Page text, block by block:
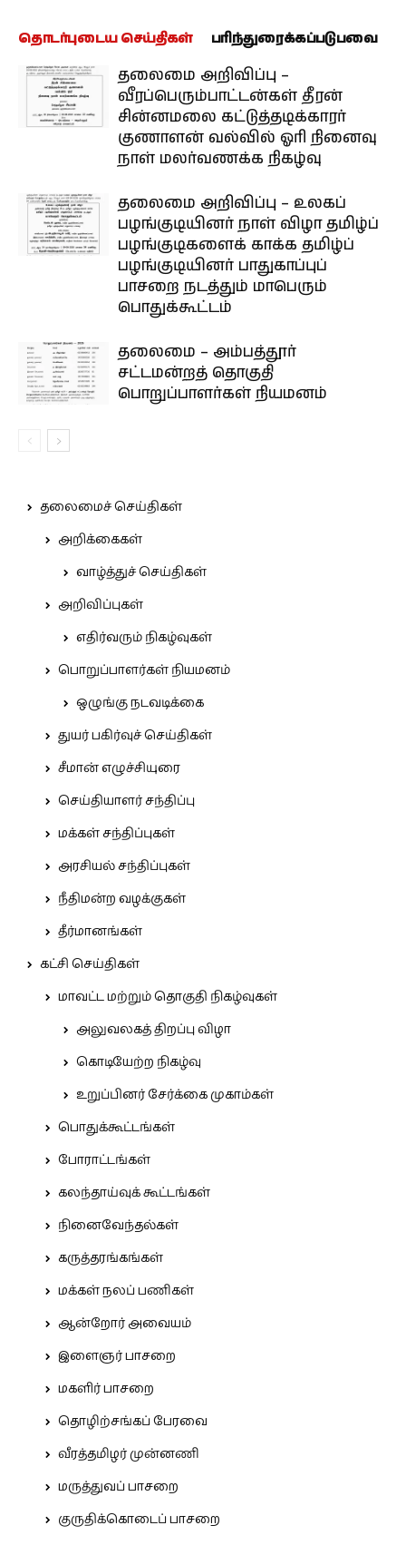
தொடர்புடைய செய்திகள் பரிந்துரைக்கப்படுபவை
தலைமை அறிவிப்பு –
வீரப்பெரும்பாட்டன்கள் தீரன்
சின்னமலை கட்டுத்தடிக்காரர்
குணாளன் வல்வில் ஓரி நினைவு
நாள் மலர்வணக்க நிகழ்வு
தலைமை அறிவிப்பு – உலகப்
பழங்குடியினர் நாள் விழா தமிழ்ப்
பழங்குடிகளைக் காக்க தமிழ்ப்
பழங்குடியினர் பாதுகாப்புப்
பாசறை நடத்தும் மாபெரும்
பொதுக்கூட்டம்
தலைமை – அம்பத்தூர்
சட்டமன்றத் தொகுதி
பொறுப்பாளர்கள் நியமனம்
தலைமைச் செய்திகள்
அறிக்கைகள்
வாழ்த்துச் செய்திகள்
அறிவிப்புகள்
எதிர்வரும் நிகழ்வுகள்
பொறுப்பாளர்கள் நியமனம்
ஒழுங்கு நடவடிக்கை
துயர் பகிர்வுச் செய்திகள்
சீமான் எழுச்சியுரை
செய்தியாளர் சந்திப்பு
மக்கள் சந்திப்புகள்
அரசியல் சந்திப்புகள்
நீதிமன்ற வழக்குகள்
தீர்மானங்கள்
கட்சி செய்திகள்
மாவட்ட மற்றும் தொகுதி நிகழ்வுகள்
அலுவலகத் திறப்பு விழா
கொடியேற்ற நிகழ்வு
உறுப்பினர் சேர்க்கை முகாம்கள்
பொதுக்கூட்டங்கள்
போராட்டங்கள்
கலந்தாய்வுக் கூட்டங்கள்
நினைவேந்தல்கள்
கருத்தரங்கங்கள்
மக்கள் நலப் பணிகள்
ஆன்றோர் அவையம்
இளைஞர் பாசறை
மகளிர் பாசறை
தொழிற்சங்கப் பேரவை
வீரத்தமிழர் முன்னணி
மருத்துவப் பாசறை
குருதிக்கொடைப் பாசறை